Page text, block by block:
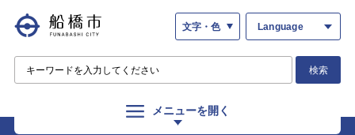
文字・色 Language
検索
メニューを開く